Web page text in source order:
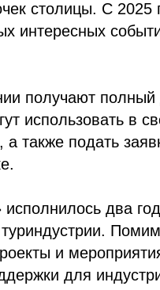
столицы. С 2025
интересных
получают полный
использовать в
также подать
два
и
для